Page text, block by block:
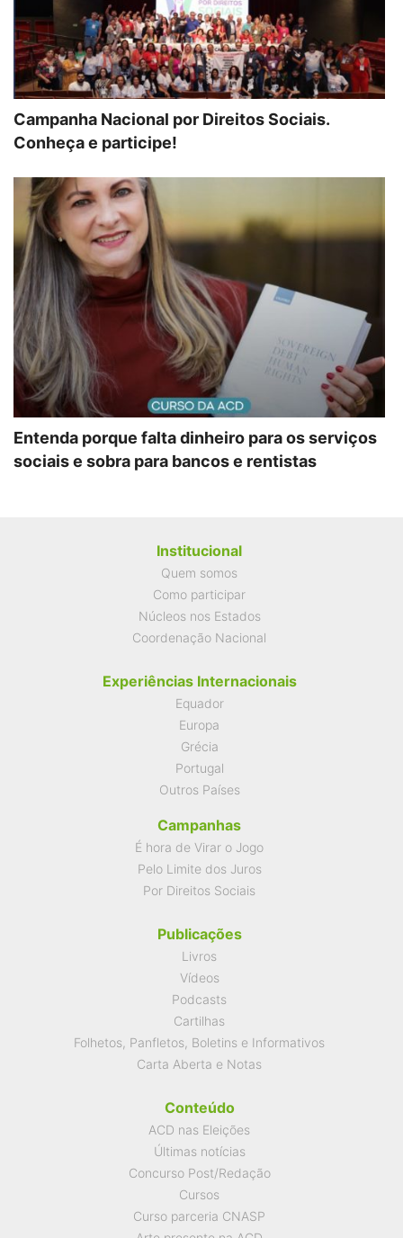
Campanha Nacional por Direitos Sociais.
Conheça e participe!
Entenda porque falta dinheiro para os serviços
sociais e sobra para bancos e rentistas
Institucional
Quem somos
Como participar
Núcleos nos Estados
Coordenação Nacional
Experiências Internacionais
Equador
Europa
Grécia
Portugal
Outros Países
Campanhas
É hora de Virar o Jogo
Pelo Limite dos Juros
Por Direitos Sociais
Publicações
Livros
Vídeos
Podcasts
Cartilhas
Folhetos, Panfletos, Boletins e Informativos
Carta Aberta e Notas
Conteúdo
ACD nas Eleições
Últimas notícias
Concurso Post/Redação
Cursos
Curso parceria CNASP